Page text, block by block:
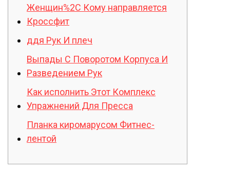
Женщин%2C Кому направляется
Кроссфит
ддя Рук И плеч
Выпады С Поворотом Корпуса И
Разведением Рук
Как исполнить Этот Комплекс
Упражнений Для Пресса
Планка киромарусом Фитнес-
лентой